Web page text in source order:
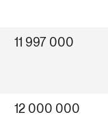
11 997 000
12 000 000